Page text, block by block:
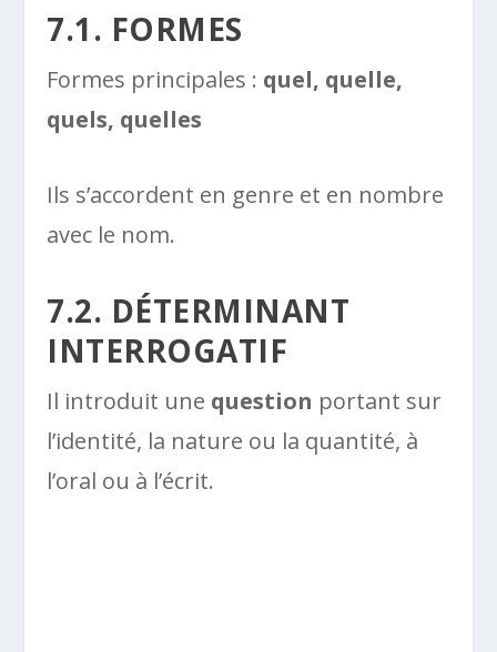
7.1. FORMES
Formes principales : quel, quelle,
quels, quelles
Ils s’accordent en genre et en nombre
avec le nom.
7.2. DÉTERMINANT
INTERROGATIF
Il introduit une question portant sur
l’identité, la nature ou la quantité, à
l’oral ou à l’écrit.